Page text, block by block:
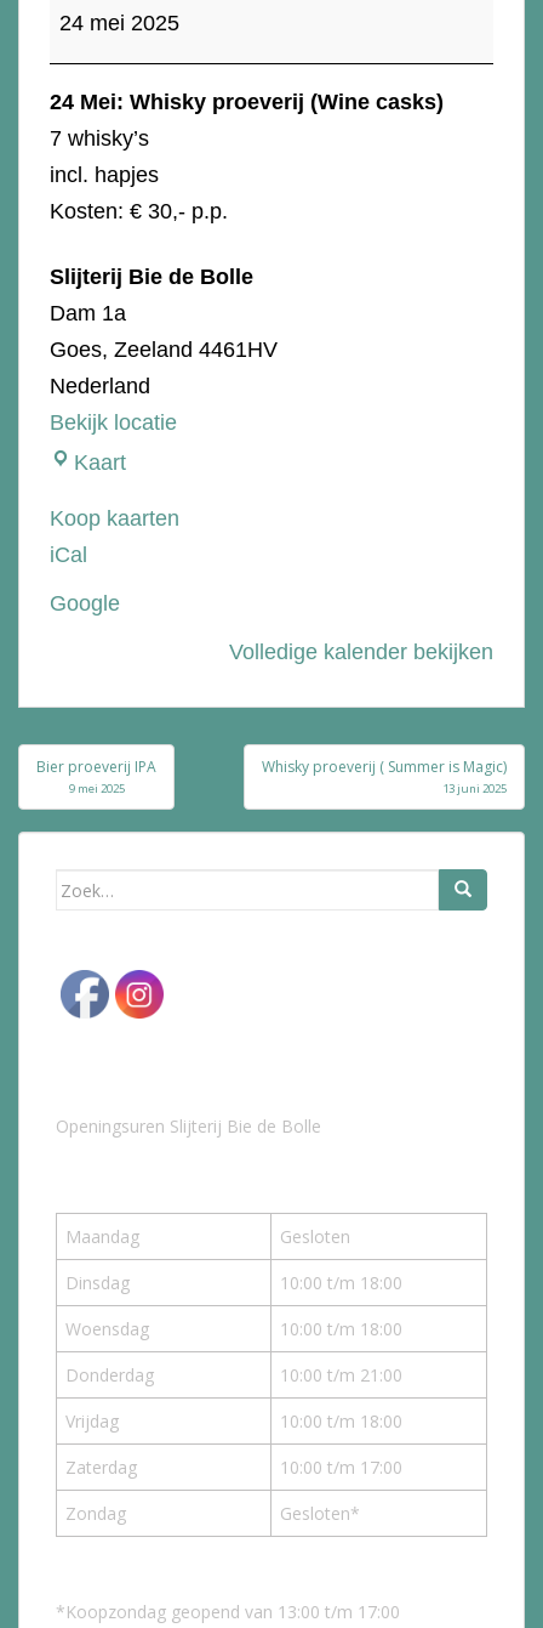
proeverij
24 mei 2025
24 Mei: Whisky proeverij (Wine casks)
7 whisky’s
incl. hapjes
Kosten: € 30,- p.p.
Slijterij Bie de Bolle
Dam 1a
Goes, Zeeland 4461HV
Nederland
Bekijk locatie
KaartSlijterij
de
Koop kaarten
iCal
Google
Volledige kalender bekijken
Bericht
navigatie
Bier proeverij IPA
9 mei 2025
Whisky proeverij ( Summer is Magic)
13 juni 2025
Zoek
Openingsuren Slijterij Bie de Bolle
Maandag
Gesloten
Dinsdag
10:00 t/m 18:00
Woensdag
10:00 t/m 18:00
Donderdag
10:00 t/m 21:00
Vrijdag
10:00 t/m 18:00
Zaterdag
10:00 t/m 17:00
Zondag
Gesloten*
*Koopzondag geopend van 13:00 t/m 17:00